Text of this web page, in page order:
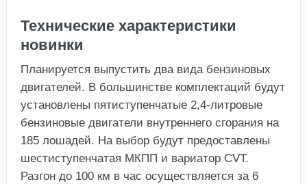
Технические характеристики
новинки
Планируется выпустить два вида бензиновых
двигателей. В большинстве комплектаций будут
установлены пятиступенчатые 2,4-литровые
бензиновые двигатели внутреннего сгорания на
185 лошадей. На выбор будут предоставлены
шестиступенчатая МКПП и вариатор CVT.
Разгон до 100 км в час осуществляется за 6